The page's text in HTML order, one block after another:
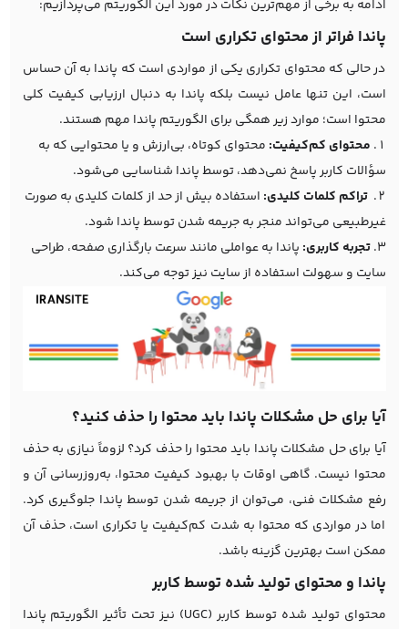
ادامه به برخی از مهم‌ترین نکات در مورد این الگوریتم می‌پردازیم:
پاندا فراتر از محتوای تکراری است
در حالی که محتوای تکراری یکی از مواردی است که پاندا به آن حساس
است، این تنها عامل نیست بلکه پاندا به دنبال ارزیابی کیفیت کلی
محتوا است؛ موارد زیر همگی برای الگوریتم پاندا مهم هستند.
محتوای کم‌کیفیت: محتوای کوتاه، بی‌ارزش و یا محتوایی که به
سؤالات کاربر پاسخ نمی‌دهد، توسط پاندا شناسایی می‌شود.
تراکم کلمات کلیدی: استفاده بیش از حد از کلمات کلیدی به صورت
غیرطبیعی می‌تواند منجر به جریمه شدن توسط پاندا شود.
تجربه کاربری: پاندا به عواملی مانند سرعت بارگذاری صفحه، طراحی
سایت و سهولت استفاده از سایت نیز توجه می‌کند.
آیا برای حل مشکلات پاندا باید محتوا را حذف کنید؟
آیا برای حل مشکلات پاندا باید محتوا را حذف کرد؟ لزوماً نیازی به حذف
محتوا نیست. گاهی اوقات با بهبود کیفیت محتوا، به‌روزرسانی آن و
رفع مشکلات فنی، می‌توان از جریمه شدن توسط پاندا جلوگیری کرد.
اما در مواردی که محتوا به شدت کم‌کیفیت یا تکراری است، حذف آن
ممکن است بهترین گزینه باشد.
پاندا و محتوای تولید شده توسط کاربر
محتوای تولید شده توسط کاربر (UGC)
نیز تحت تأثیر الگوریتم پاندا